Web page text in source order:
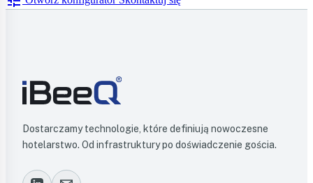
Dostarczamy technologie, które definiują nowoczesne
hotelarstwo. Od infrastruktury po doświadczenie gościa.